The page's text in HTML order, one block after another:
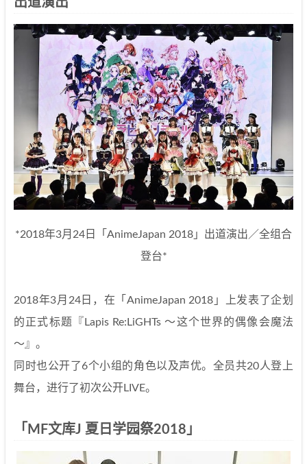
*2018年3月24日「AnimeJapan 2018」出道演出／全组合
登台*
2018年3月24日，在「AnimeJapan 2018」上发表了企划
的正式标题『Lapis Re:LiGHTs ～这个世界的偶像会魔法
～』。
同时也公开了6个小组的角色以及声优。全员共20人登上
舞台，进行了初次公开LIVE。
「MF文库J 夏日学园祭2018」